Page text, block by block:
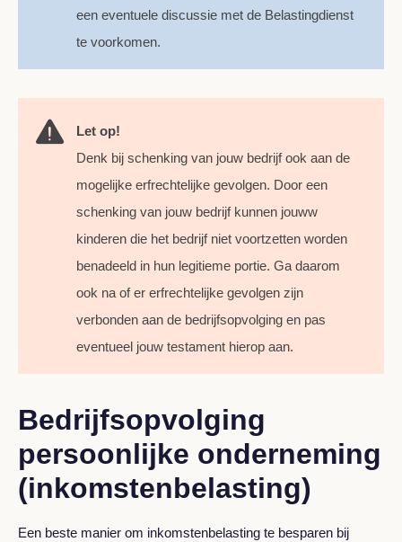
een eventuele discussie met de Belastingdienst
te voorkomen.
Let op!
Denk bij schenking van jouw bedrijf ook aan de
mogelijke erfrechtelijke gevolgen. Door een
schenking van jouw bedrijf kunnen jouww
kinderen die het bedrijf niet voortzetten worden
benadeeld in hun legitieme portie. Ga daarom
ook na of er erfrechtelijke gevolgen zijn
verbonden aan de bedrijfsopvolging en pas
eventueel jouw testament hierop aan.
Bedrijfsopvolging
persoonlijke onderneming
(inkomstenbelasting)
Een beste manier om inkomstenbelasting te besparen bij